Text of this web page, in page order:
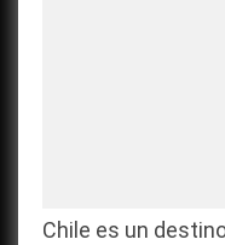
Chile es un